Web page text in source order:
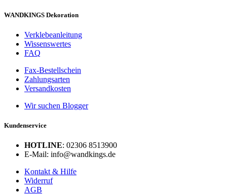
WANDKINGS Dekoration
Verklebeanleitung
Wissenswertes
FAQ
Fax-Bestellschein
Zahlungsarten
Versandkosten
Wir suchen Blogger
Kundenservice
HOTLINE: 02306 8513900
E-Mail: info@wandkings.de
Kontakt & Hilfe
Widerruf
AGB